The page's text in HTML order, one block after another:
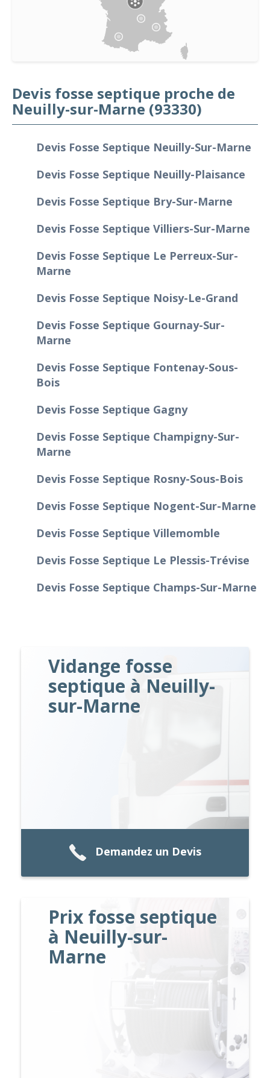
Devis fosse septique proche de
Neuilly-sur-Marne (93330)
Devis Fosse Septique Neuilly-Sur-Marne
Devis Fosse Septique Neuilly-Plaisance
Devis Fosse Septique Bry-Sur-Marne
Devis Fosse Septique Villiers-Sur-Marne
Devis Fosse Septique Le Perreux-Sur-
Marne
Devis Fosse Septique Noisy-Le-Grand
Devis Fosse Septique Gournay-Sur-
Marne
Devis Fosse Septique Fontenay-Sous-
Bois
Devis Fosse Septique Gagny
Devis Fosse Septique Champigny-Sur-
Marne
Devis Fosse Septique Rosny-Sous-Bois
Devis Fosse Septique Nogent-Sur-Marne
Devis Fosse Septique Villemomble
Devis Fosse Septique Le Plessis-Trévise
Devis Fosse Septique Champs-Sur-Marne
Vidange fosse
septique à Neuilly-
sur-Marne
Demandez un Devis
Prix fosse septique
à Neuilly-sur-
Marne